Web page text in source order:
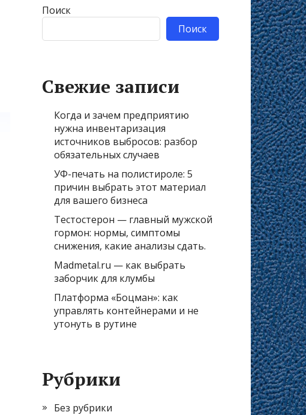
Поиск
Поиск
Свежие записи
Когда и зачем предприятию
нужна инвентаризация
источников выбросов: разбор
обязательных случаев
УФ-печать на полистироле: 5
причин выбрать этот материал
для вашего бизнеса
Тестостерон — главный мужской
гормон: нормы, симптомы
снижения, какие анализы сдать.
Madmetal.ru — как выбрать
заборчик для клумбы
Платформа «Боцман»: как
управлять контейнерами и не
утонуть в рутине
Рубрики
Без рубрики